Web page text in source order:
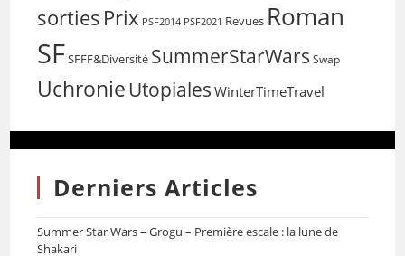
sorties Prix PSF2014 PSF2021 Revues Roman
SFSFFF&Diversité SummerStarWars Swap
Uchronie Utopiales WinterTimeTravel
Derniers Articles
Summer Star Wars – Grogu – Première escale : la lune de
Shakari